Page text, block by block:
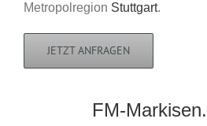
Metropolregion Stuttgart.
JETZT ANFRAGEN
FM-